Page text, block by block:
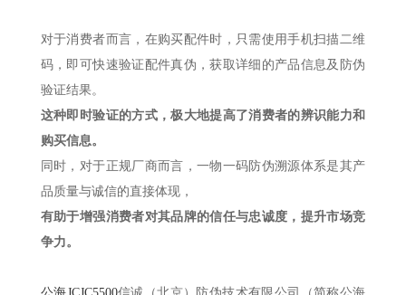
对于消费者而言，在购买配件时，只需使用手机扫描二维
码，即可快速验证配件真伪，获取详细的产品信息及防伪
验证结果。
这种即时验证的方式，极大地提高了消费者的辨识能力和
购买信息。
同时，对于正规厂商而言，一物一码防伪溯源体系是其产
品质量与诚信的直接体现，
有助于增强消费者对其品牌的信任与忠诚度，提升市场竞
争力。